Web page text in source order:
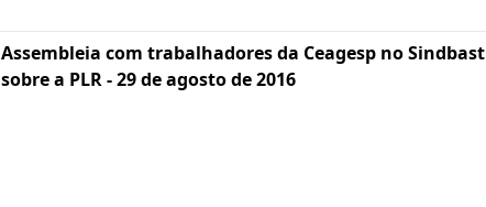
Assembleia com trabalhadores da Ceagesp no Sindbast
sobre a PLR - 29 de agosto de 2016